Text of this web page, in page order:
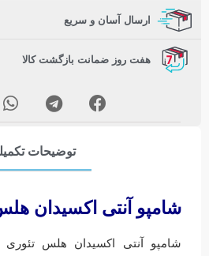
ارسال آسان و سریع
هفت روز ضمانت بازگشت کالا
توضیحات
شامپو آنتی اکسیدان
شامپو آنتی اکسیدان هلس تئوری